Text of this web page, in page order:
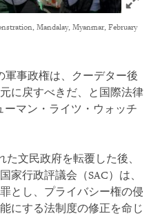
Mandalay, Myanmar, February
軍事政権は、クーデター後
に戻すべきだ、と国際法律
マン・ライツ・ウォッチ
た文民政府を転覆した後、
家行政評議会（SAC）は、
とし、プライバシー権の侵
にする法制度の修正を命じ